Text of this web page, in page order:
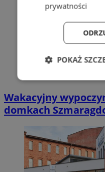
Wakacyjny
domkach
prywatności
POKAŻ
Niezbędne